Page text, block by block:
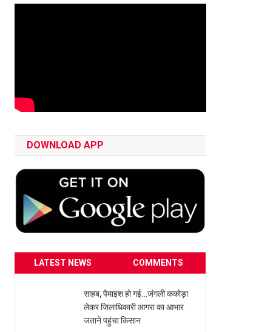
DOWNLOAD APP
LATEST NEWS COMMENTS
साहब, पैमाइश हो गई…जंगली ककोड़ा
लेकर जिलाधिकारी आगरा का आभार
जताने पहुंचा किसान